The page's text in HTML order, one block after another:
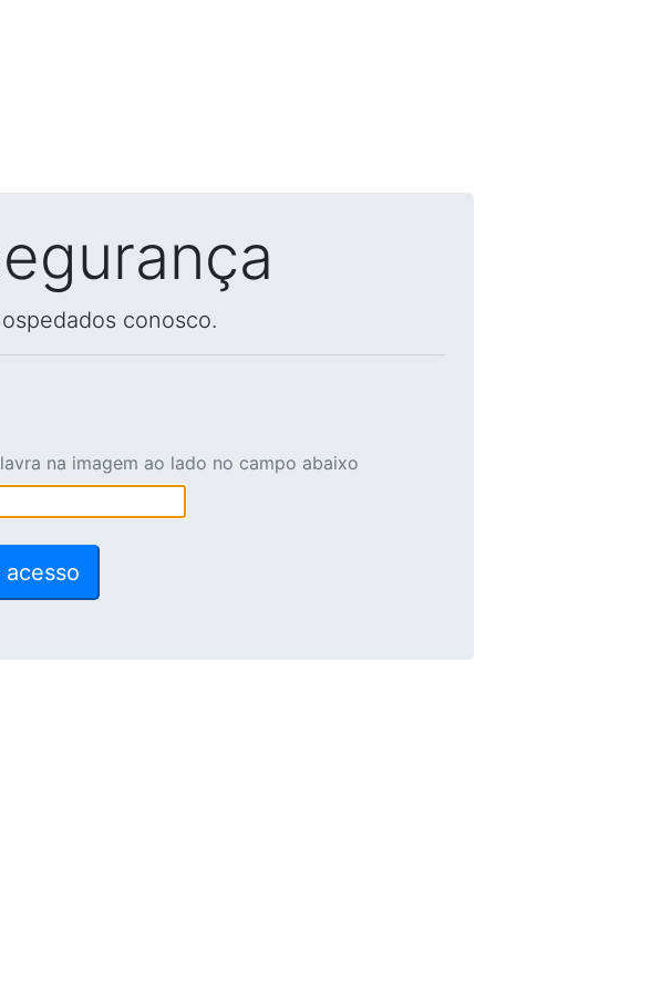
conosco.
na imagem ao lado no campo abaixo